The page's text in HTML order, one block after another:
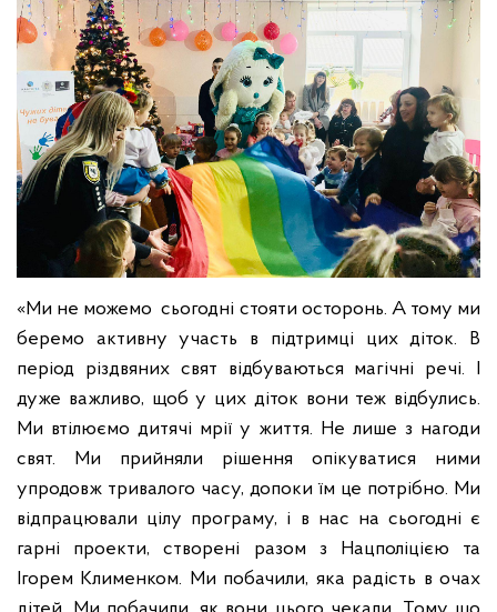
«Ми не можемо сьогодні стояти осторонь. А тому ми
беремо активну участь в підтримці цих діток. В
період різдвяних свят відбуваються магічні речі. І
дуже важливо, щоб у цих діток вони теж відбулись.
Ми втілюємо дитячі мрії у життя. Не лише з нагоди
свят. Ми прийняли рішення опікуватися ними
упродовж тривалого часу, допоки їм це потрібно. Ми
відпрацювали цілу програму, і в нас на сьогодні є
гарні проекти, створені разом з Нацполіцією та
Ігорем Клименком. Ми побачили, яка радість в очах